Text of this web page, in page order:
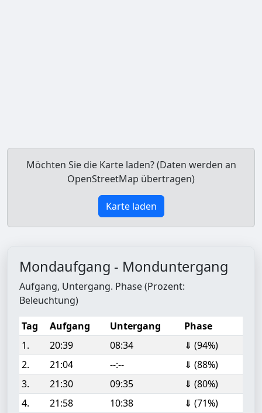
Möchten Sie die Karte laden? (Daten werden an
OpenStreetMap übertragen)
Karte laden
Mondaufgang - Monduntergang
Aufgang, Untergang. Phase (Prozent:
Beleuchtung)
Tag
Aufgang Untergang
Phase
1.
20:39 08:34
⇓ (94%)
2.
21:04 --:--
⇓ (88%)
3.
21:30 09:35
⇓ (80%)
4.
21:58 10:38
⇓ (71%)